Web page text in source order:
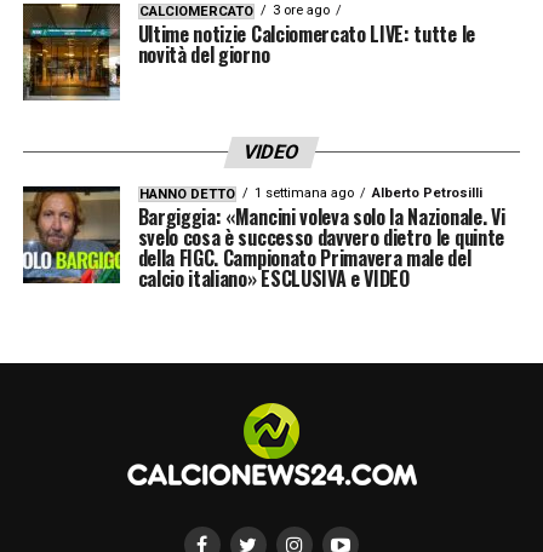
CALCIOMERCATO 3 ore ago
Ultime notizie Calciomercato LIVE: tutte le
novità del giorno
VIDEO
HANNO DETTO 1 settimana ago Alberto Petrosilli
Bargiggia: «Mancini voleva solo la Nazionale. Vi
svelo cosa è successo davvero dietro le quinte
della FIGC. Campionato Primavera male del
calcio italiano» ESCLUSIVA e VIDEO